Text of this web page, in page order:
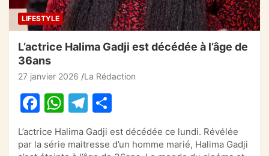
LIFESTYLE
L’actrice Halima Gadji est décédée à l’âge de
36ans
27 janvier 2026 La Rédaction
F
c
W
at
T
e ta
L’actrice Halima Gadji est décédée ce lundi. Révélée
par la série maitresse d’un homme marié, Halima Gadji